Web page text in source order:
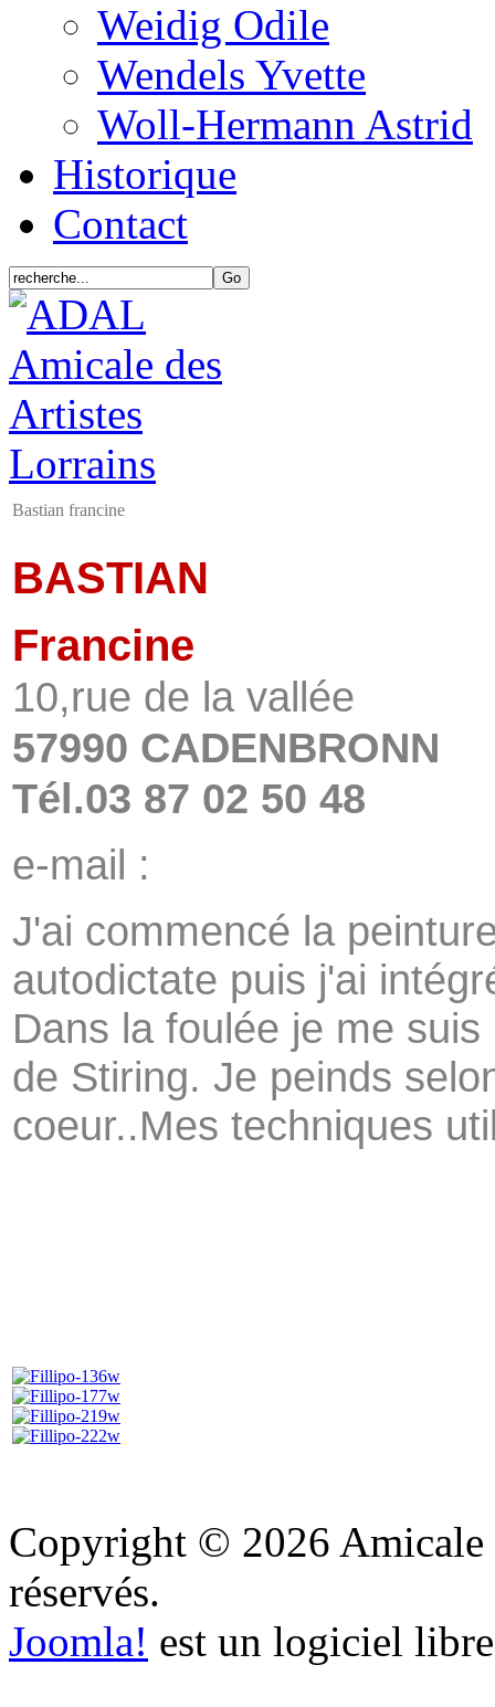
Weidig Odile
Wendels Yvette
Woll-Hermann Astrid
Historique
Contact
Bastian francine
BASTIAN
Francine
10,rue de la vallée
57990 CADENBRONN
Tél.03 87 02 50 48
e-mail :
J'ai commencé la
autodictate puis j'ai
Dans la foulée je me
de Stiring. Je peinds
coeur..Mes techniques
Copyright © 2026 Amicale
réservés.
Joomla! est un logiciel